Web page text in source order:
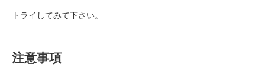
トライしてみて下さい。
注意事項